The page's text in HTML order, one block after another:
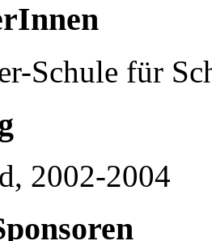
Schule für
2002-2004